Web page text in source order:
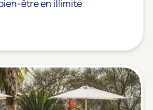
être en illimité